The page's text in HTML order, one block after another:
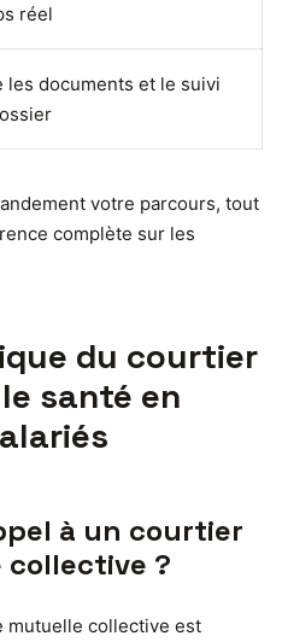
réel
les documents et le suivi
votre parcours, tout
complète sur les
du courtier
santé en
à un courtier
collective ?
mutuelle collective est